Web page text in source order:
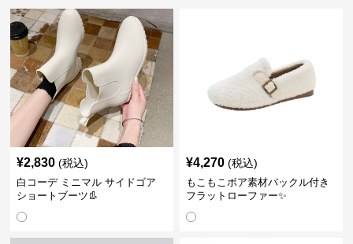
¥2,830 (税込)
白コーデ ミニマル サイドゴア
ショートブーツ👢
¥4,270 (税込)
もこもこボア素材バックル付き
フラットローファー✨